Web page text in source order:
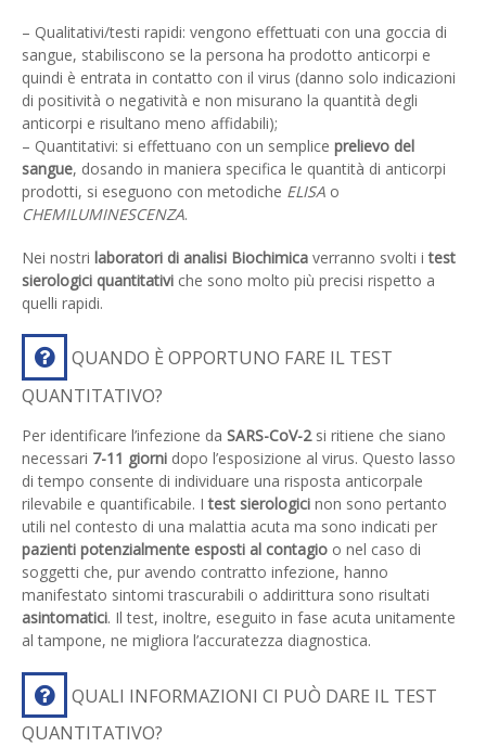
– Qualitativi/testi rapidi: vengono effettuati con una goccia di
sangue, stabiliscono se la persona ha prodotto anticorpi e
quindi è entrata in contatto con il virus (danno solo indicazioni
di positività o negatività e non misurano la quantità degli
anticorpi e risultano meno affidabili);
– Quantitativi: si effettuano con un semplice prelievo del
sangue, dosando in maniera specifica le quantità di anticorpi
prodotti, si eseguono con metodiche ELISA o
CHEMILUMINESCENZA.
Nei nostri laboratori di analisi Biochimica verranno svolti itest
sierologici quantitativi che sono molto più precisi rispetto a
quelli rapidi.
QUANDO È OPPORTUNO FARE IL TEST
QUANTITATIVO?
Per identificare l’infezione da SARS-CoV-2si ritiene che siano
necessari 7-11 giorni dopo l’esposizione al virus. Questo lasso
di tempo consente di individuare una risposta anticorpale
rilevabile e quantificabile. Itest sierologici non sono pertanto
utili nel contesto di una malattia acuta ma sono indicati per
pazienti potenzialmente esposti al contagio o nel caso di
soggetti che, pur avendo contratto infezione, hanno
manifestato sintomi trascurabili o addirittura sono risultati
asintomatici. Il test, inoltre, eseguito in fase acuta unitamente
al tampone, ne migliora l’accuratezza diagnostica.
QUALI INFORMAZIONI CI PUÒ DARE IL TEST
QUANTITATIVO?